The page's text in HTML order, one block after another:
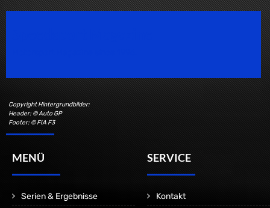
Copyright Hintergrundbilder:
Header: © Auto GP
Footer: © FIA F3
MENÜ
Serien & Ergebnisse
SERVICE
Kontakt